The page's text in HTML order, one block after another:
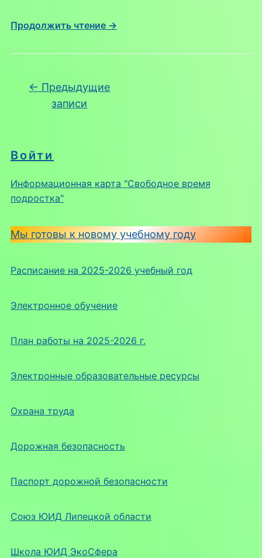
Войти
Информационная карта "Свободное время
подростка"
Мы готовы к новому учебному году
Расписание на 2025-2026 учебный год
Электронное обучение
План работы на 2025-2026 г.
Электронные образовательные ресурсы
Охрана труда
Дорожная безопасность
Паспорт дорожной безопасности
Союз ЮИД Липецкой области
Школа ЮИД ЭкоСфера
Продолжить чтение →
Навигация по записям
← Предыдущие
записи